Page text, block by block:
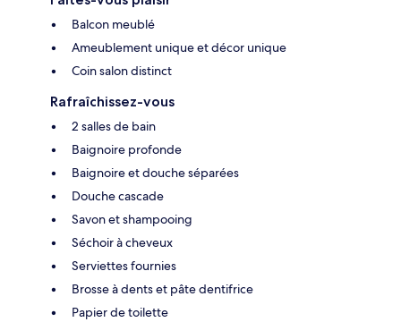
Balcon meublé
Ameublement unique et décor unique
Coin salon distinct
Rafraîchissez-vous
2 salles de bain
Baignoire profonde
Baignoire et douche séparées
Douche cascade
Savon et shampooing
Séchoir à cheveux
Serviettes fournies
Brosse à dents et pâte dentifrice
Papier de toilette